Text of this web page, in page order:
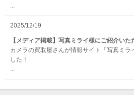
Aska（アスカ/飛鳥）
ATOMOS（アトモス）
erg（エルグ）
AVENON（アベノン）
Awagami Factory（アワガミファクトリ
2025/12/19
【メディア掲載】写真ミライ様にご紹介いた
カメラの買取屋さんが情報サイト「写真ミラ
した！